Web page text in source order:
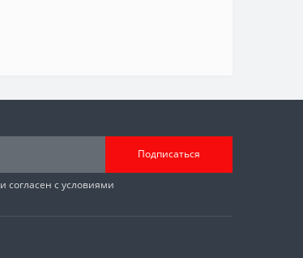
Подписаться
и согласен с условиями